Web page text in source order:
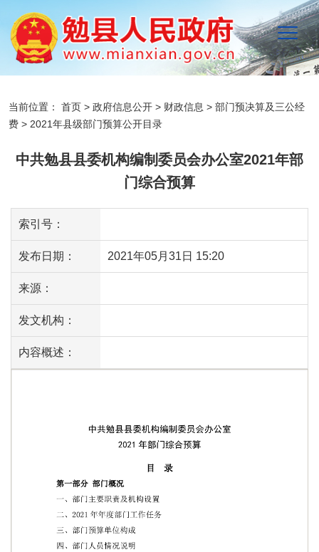
当前位置： 首页 > 政府信息公开 > 财政信息 > 部门预决算及三公经
费 > 2021年县级部门预算公开目录
中共勉县县委机构编制委员会办公室2021年部
门综合预算
索引号：
发布日期： 2021年05月31日 15:20
来源：
发文机构：
内容概述：